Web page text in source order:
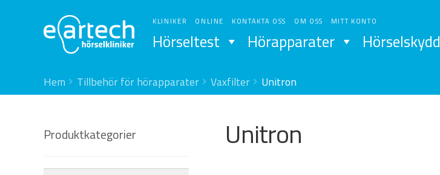
till
navigering
till
innehåll
KLINIKER ONLINE KONTAKTA OSS OM OSS MITT KONTO
Hörseltest Hörapparater Hörselskydd
Hem Tillbehör för hörapparater Vaxfilter Unitron
Unitron
Produktkategorier